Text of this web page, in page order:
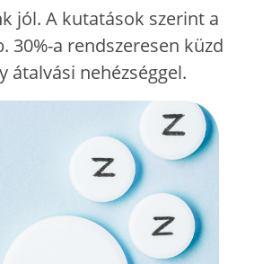
jól. A kutatások szerint a
30%-a rendszeresen küzd
átalvási nehézséggel.